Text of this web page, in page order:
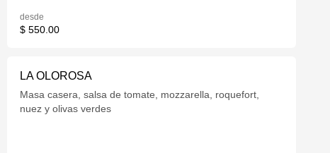
desde
$ 550.00
LA OLOROSA
Masa casera, salsa de tomate, mozzarella, roquefort,
nuez y olivas verdes